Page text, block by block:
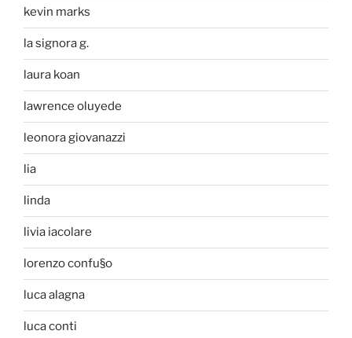
kevin marks
la signora g.
laura koan
lawrence oluyede
leonora giovanazzi
lia
linda
livia iacolare
lorenzo confu§o
luca alagna
luca conti